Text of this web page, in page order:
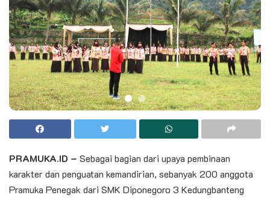
PRAMUKA.ID – Sebagai bagian dari upaya pembinaan
karakter dan penguatan kemandirian, sebanyak 200 anggota
Pramuka Penegak dari SMK Diponegoro 3 Kedungbanteng